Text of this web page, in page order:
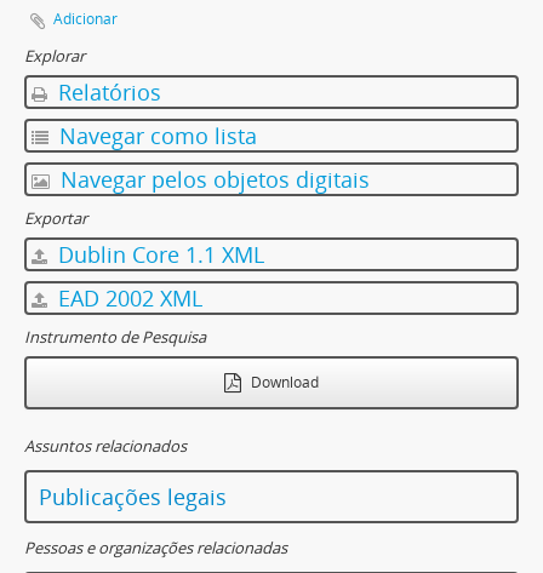
Adicionar
Explorar
Relatórios
Navegar como lista
Navegar pelos objetos digitais
Exportar
Dublin Core 1.1 XML
EAD 2002 XML
Instrumento de Pesquisa
Download
Assuntos relacionados
Publicações legais
Pessoas e organizações relacionadas